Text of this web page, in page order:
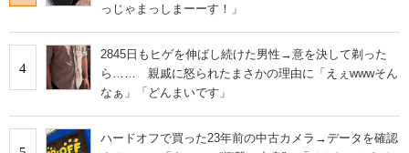
っじゃまっしまーーす！」
4
2845日もヒゲを伸ばし続けた男性→意を決して剃った
ら…… 親戚に怒られたまさかの理由に「えぇwwwそん
なぁ」「どんまいです」
ハードオフで買った23年前の中古カメラ→データを確認